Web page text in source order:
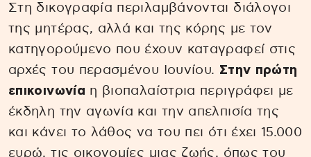
Στη δικογραφία περιλαμβάνονται διάλογοι
της μητέρας, αλλά και της κόρης με τον
κατηγορούμενο που έχουν καταγραφεί στις
αρχές του περασμένου Ιουνίου. Στην πρώτη
επικοινωνία η βιοπαλαίστρια περιγράφει με
έκδηλη την αγωνία και την απελπισία της
και κάνει το λάθος να του πει ότι έχει 15.000
ευρώ, τις οικονομίες μιας ζωής, όπως του